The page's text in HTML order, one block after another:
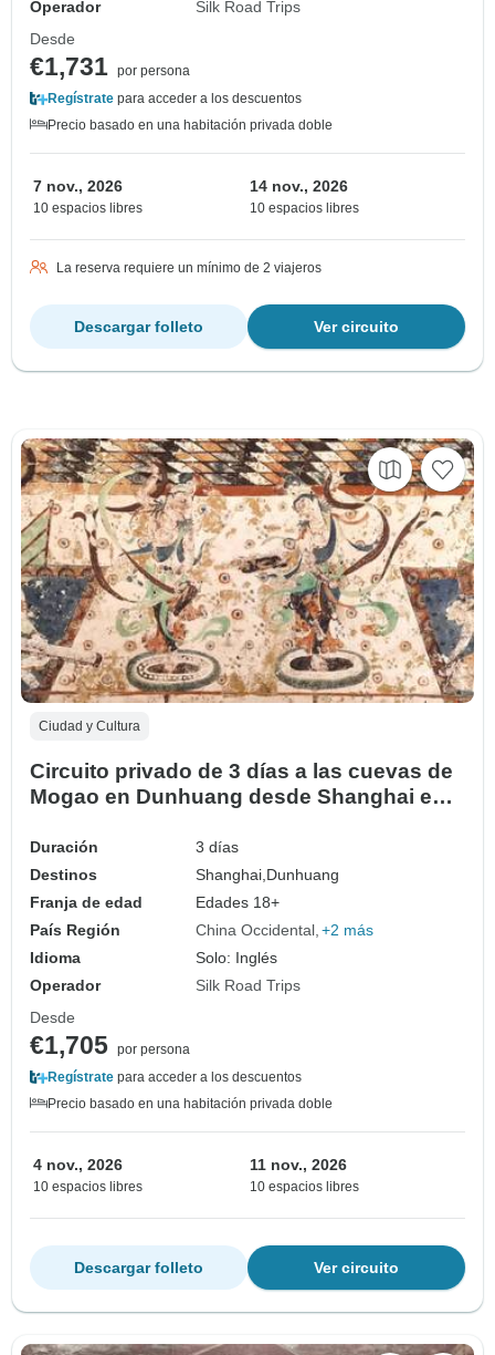
Operador
Silk Road Trips
Desde
€1,731 por persona
Regístrate para acceder a los descuentos
Precio basado en una habitación privada doble
7 nov., 2026
10 espacios libres
14 nov., 2026
10 espacios libres
La reserva requiere un mínimo de 2 viajeros
Ver circuito
Descargar folleto
Ciudad y Cultura
Circuito privado de 3 días a las cuevas de
Mogao en Dunhuang desde Shanghai en
Duración
3 días
Destinos
Shanghai, Dunhuang
Franja de edad
Edades 18+
País Región
China Occidental +2 más
Idioma
Solo: Inglés
Operador
Silk Road Trips
Desde
€1,705 por persona
Regístrate para acceder a los descuentos
Precio basado en una habitación privada doble
4 nov., 2026
10 espacios libres
11 nov., 2026
10 espacios libres
Ver circuito
Descargar folleto